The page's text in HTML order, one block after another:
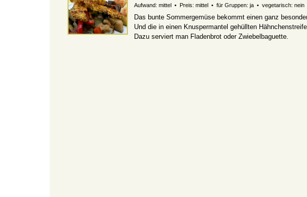
Aufwand: mittel • Preis: mittel • für Gruppen: ja • vegetarisch: nein
Das bunte Sommergemüse bekommt einen ganz
Und die in einen Knuspermantel gehüllten
Dazu serviert man Fladenbrot oder Zwiebelbaguette.